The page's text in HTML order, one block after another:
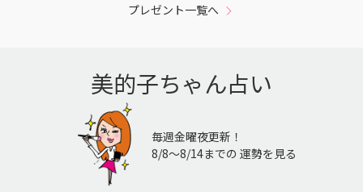
プレゼント一覧へ
美的子ちゃん占い
毎週金曜夜更新！
8/8〜8/14までの 運勢を見る